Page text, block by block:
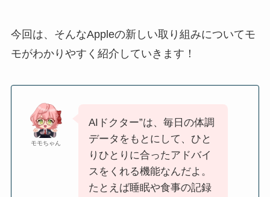
今回は、そんなAppleの新しい取り組みについてモ
モがわかりやすく紹介していきます！
モモちゃん
AIドクター”は、毎日の体調
データをもとにして、ひと
りひとりに合ったアドバイ
スをくれる機能なんだよ。
たとえば睡眠や食事の記録